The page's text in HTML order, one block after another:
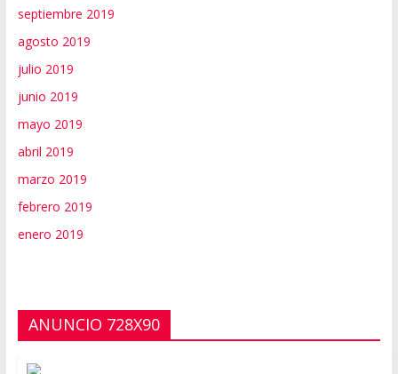
septiembre 2019
agosto 2019
julio 2019
junio 2019
mayo 2019
abril 2019
marzo 2019
febrero 2019
enero 2019
ANUNCIO 728X90